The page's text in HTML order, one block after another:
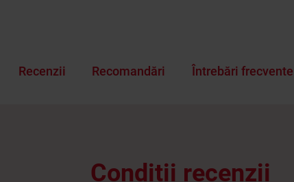
Recenzii Recomandări Întrebări frecvente
Condiții recenzii